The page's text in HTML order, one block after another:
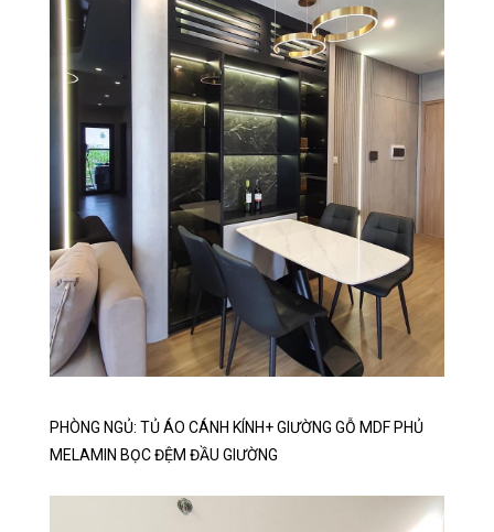
PHÒNG NGỦ: TỦ ÁO CÁNH KÍNH+ GIƯỜNG GỖ MDF PHỦ
MELAMIN BỌC ĐỆM ĐẦU GIƯỜNG